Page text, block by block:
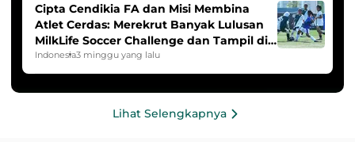
Cipta Cendikia FA dan Misi Membina
Atlet Cerdas: Merekrut Banyak Lulusan
MilkLife Soccer Challenge dan Tampil di
HYDROPLUS Soccer League
Indonesia3 minggu yang lalu
Lihat Selengkapnya